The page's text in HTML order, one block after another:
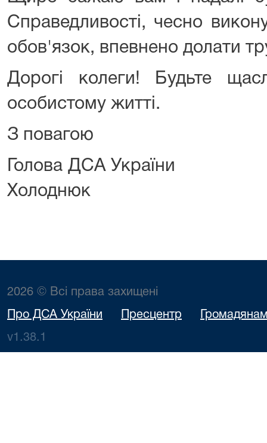
Справедливості, чесно
обов'язок, впевнено долати
Дорогі колеги! Будьте
особистому житті.
З повагою
Голова ДСА
Холоднюк
2026 © Всі права захищені
Про ДСА України Пресцентр
v1.38.1